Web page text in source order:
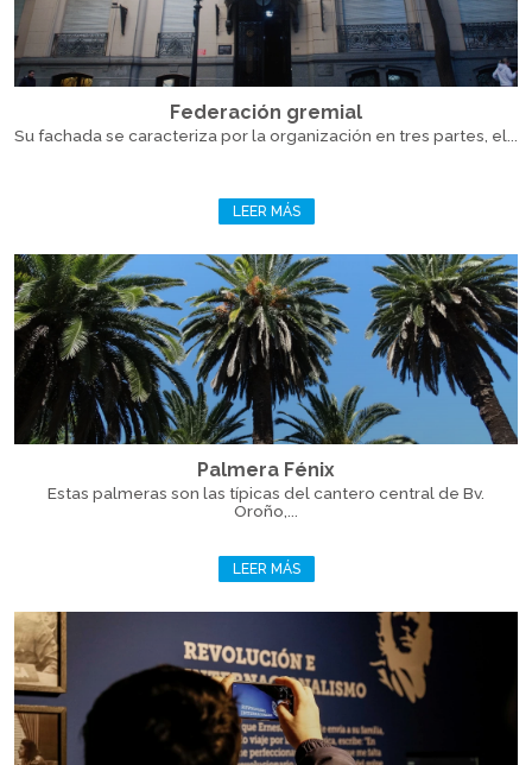
Federación gremial
Su fachada se caracteriza por la organización en tres partes, el...
LEER MÁS
Palmera Fénix
Estas palmeras son las típicas del cantero central de Bv.
Oroño,...
LEER MÁS